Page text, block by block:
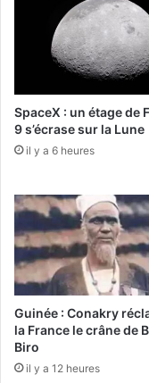
SpaceX : un étage de
9 s’écrase sur la Lune
il y a 6 heures
Guinée : Conakry
la France le crâne de
Biro
il y a 12 heures